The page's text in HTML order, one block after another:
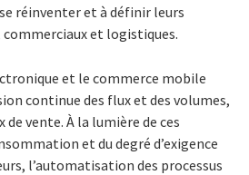
réinventer et à définir leurs
et logistiques.
et le commerce mobile
continue des flux et des volumes,
vente. À la lumière de ces
et du degré d’exigence
l’automatisation des processus